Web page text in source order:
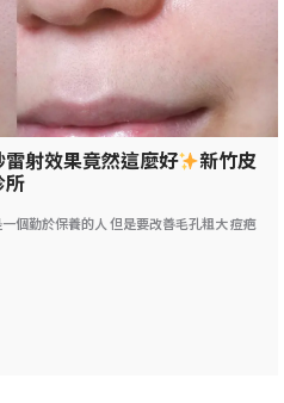
射效果竟然這麼好 新竹皮
所
個勤於保養的人 但是要改善毛孔粗大 痘疤